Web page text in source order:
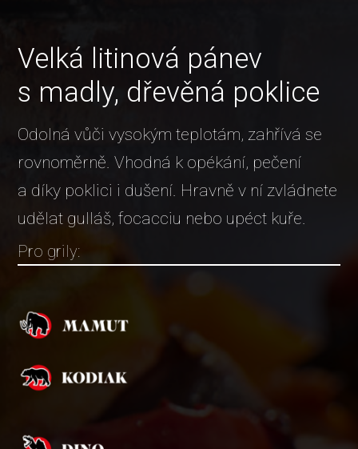
Velká litinová pánev
s madly, dřevěná poklice
Odolná vůči vysokým teplotám, zahřívá se
rovnoměrně. Vhodná k opékání, pečení
a díky poklici i dušení. Hravně v ní zvládnete
udělat gulláš, focacciu nebo upéct kuře.
Pro grily: